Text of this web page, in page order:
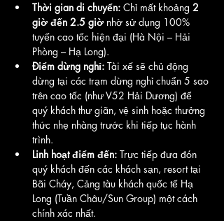
Thời gian di chuyển: Chỉ mất khoảng 2
giờ đến 2.5 giờ nhờ sử dụng 100%
tuyến cao tốc hiện đại (Hà Nội – Hải
Phòng – Hạ Long).
Điểm dừng nghỉ: Tài xế sẽ chủ động
dừng tại các trạm dừng nghỉ chuẩn 5 sao
trên cao tốc (như V52 Hải Dương) để
quý khách thư giãn, vệ sinh hoặc thưởng
thức nhẹ nhàng trước khi tiếp tục hành
trình.
Linh hoạt điểm đến: Trực tiếp đưa đón
quý khách đến các khách sạn, resort tại
Bãi Cháy, Cảng tàu khách quốc tế Hạ
Long (Tuần Châu/Sun Group) một cách
chính xác nhất.